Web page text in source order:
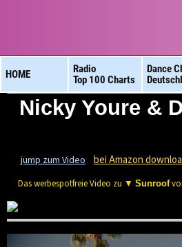
HOME
Radio
Top 100 Charts
Dance
Nicky Youre &
jump zum Video bei Amazon
Das werbespotfreie Video zu ▼Sunroof